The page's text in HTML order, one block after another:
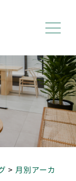
> 月別アーカ